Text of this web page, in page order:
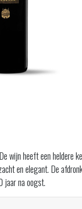
wijn heeft een heldere
en elegant. De
jaar na oogst.